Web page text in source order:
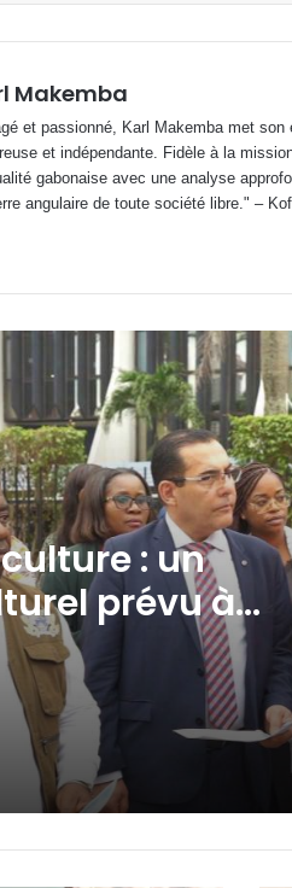
Makemba
et passionné, Karl Makemba met
et indépendante. Fidèle à la
gabonaise avec une analyse
angulaire de toute société libre." –
troubles
: le Dr
à la
contre ces